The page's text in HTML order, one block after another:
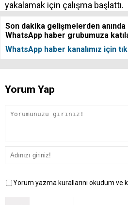
yakalamak için çalışma başlattı.
Son dakika gelişmelerden
WhatsApp haber grubumuza
WhatsApp haber kanalımız için
Yorum Yap
Yorum yazma kurallarını okudum ve